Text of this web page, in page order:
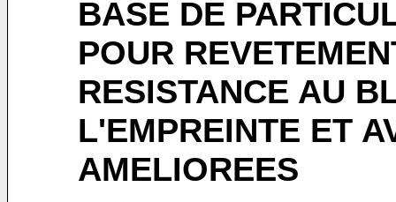
BASE DE
POUR
RESISTANCE AU
L'EMPREINTE ET
AMELIOREES